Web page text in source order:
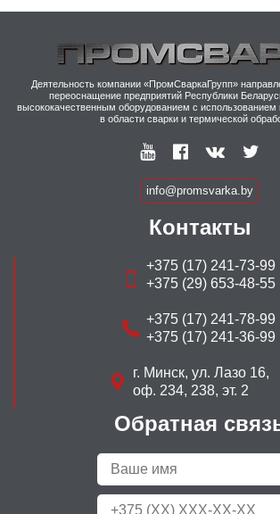
подачи воздуха (включая
воздуховод и лицевое уплотнение)
F20 Air 90 x 110 Подготовленная для
подачи воздуха (включая
воздуховод и лицевое уплотнение)
Внешняя защитные пластина F20
Внешняя защитные пластина F20
Inside/Outside Cover Lens 60 x 110,
Lens Retaining Clip 60 x 110
Lens Retaining Clip 90 x 110
Оголовье
Оголовье с воздуховодом
Деятельность компании «ПромСваркаГрупп»
переоснащение предприятий Республики
высококачественным оборудованием с использованием
в области сварки и термической
info@promsvarka.by
Контакты
+375 (17) 241-73-99
+375 (29) 653-48-55
+375 (17) 241-78-99
+375 (17) 241-36-99
г. Минск, ул. Лазо 16,
оф. 234, 238, эт. 2
Обратная